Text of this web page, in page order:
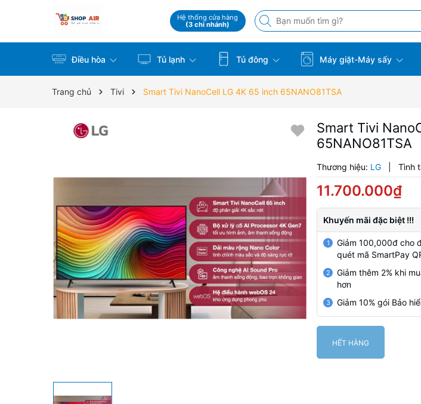
Hệ thống cửa hàng
(3 chi nhánh)
Điều hòa Tủ lạnh Tủ đông Máy giặt-Máy sấy
Trang chủ Tivi Smart Tivi NanoCell LG 4K 65 inch 65NANO81TSA
Smart Tivi
65NANO81TSA
Thương hiệu: LG Tình
11.700.000₫
Khuyến mãi đặc biệt !!!
1
Giảm 100,000đ cho
quét mã SmartPay
2
Giảm thêm 2% khi
hơn
3 Giảm 10% gói Bảo
HẾT HÀNG